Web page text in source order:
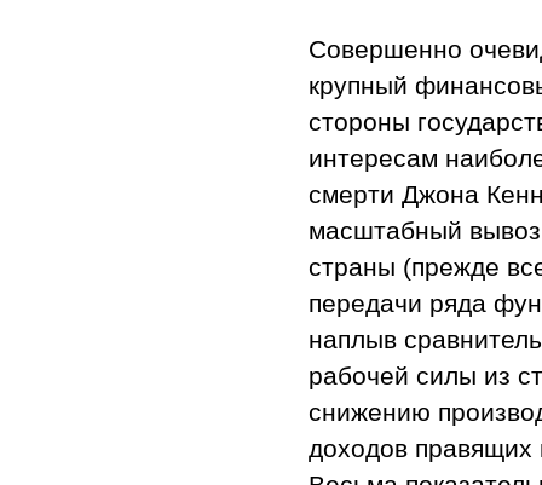
Совершенно
крупный
стороны
интересам
смерти Джона
масштабный
страны (прежде
передачи ряда
наплыв
рабочей силы из
снижению
доходов правящих